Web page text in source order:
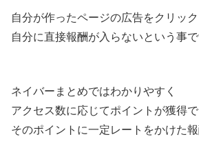
自分が作ったページの広告をクリック
自分に直接報酬が入らないという事で
ネイバーまとめではわかりやすく
アクセス数に応じてポイントが獲得で
そのポイントに一定レートをかけた報